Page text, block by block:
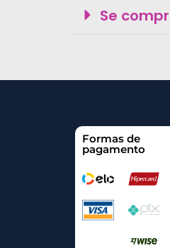
Se
Formas de
pagamento